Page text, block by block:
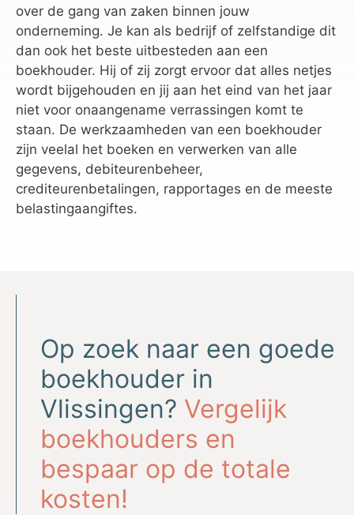
over de gang van zaken binnen jouw
onderneming. Je kan als bedrijf of zelfstandige dit
dan ook het beste uitbesteden aan een
boekhouder. Hij of zij zorgt ervoor dat alles netjes
wordt bijgehouden en jij aan het eind van het jaar
niet voor onaangename verrassingen komt te
staan. De werkzaamheden van een boekhouder
zijn veelal het boeken en verwerken van alle
gegevens, debiteurenbeheer,
crediteurenbetalingen, rapportages en de meeste
belastingaangiftes.
Op zoek naar een goede
boekhouder in
Vlissingen? Vergelijk
boekhouders en
bespaar op de totale
kosten!